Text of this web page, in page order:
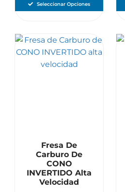
Seleccionar Opciones
Fresa De
Carburo De
CONO
INVERTIDO Alta
Velocidad